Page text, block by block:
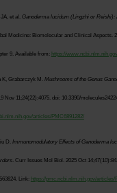
et al. Ganoderma lucidum (Lingzhi or Reishi):
Medicine: Biomolecular and Clinical Aspects.
9. Available from: https://
K, Grabarczyk M. Mushrooms of the Genus
Nov 11;24(22):4075. doi: 10.3390/
articles/PMC6891282/
D. Immunomodulatory Effects of Ganoderma
. Curr Issues Mol Biol. 2025 Oct
Link: https://pmc.ncbi.nlm.nih.gov/articles/